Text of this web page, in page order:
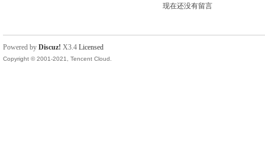
现在还没有留言
Powered by Discuz! X3.4 Licensed
Copyright © 2001-2021, Tencent Cloud.